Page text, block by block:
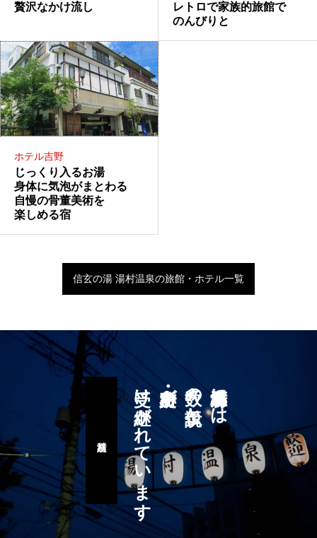
贅沢なかけ流し
レトロで家族的旅館で
のんびりと
ホテル吉野
じっくり入るお湯
身体に気泡がまとわる
自慢の骨董美術を
楽しめる宿
信玄の湯 湯村温泉の旅館・ホテル一覧
湯村温泉郷には
数々の伝説と
史跡・名所が
受け継がれています
湯村八蹟巡り